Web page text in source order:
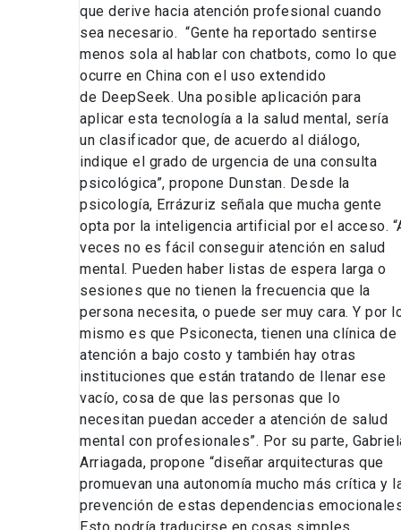
que derive hacia atención profesional cuando
sea necesario. “Gente ha reportado sentirse
menos sola al hablar con chatbots, como lo que
ocurre en China con el uso extendido
de DeepSeek. Una posible aplicación para
aplicar esta tecnología a la salud mental, sería
un clasificador que, de acuerdo al diálogo,
indique el grado de urgencia de una consulta
psicológica”, propone Dunstan. Desde la
psicología, Errázuriz señala que mucha gente
opta por la inteligencia artificial por el acceso.
veces no es fácil conseguir atención en salud
mental. Pueden haber listas de espera larga o
sesiones que no tienen la frecuencia que la
persona necesita, o puede ser muy cara. Y por
mismo es que Psiconecta, tienen una clínica de
atención a bajo costo y también hay otras
instituciones que están tratando de llenar ese
vacío, cosa de que las personas que lo
necesitan puedan acceder a atención de salud
mental con profesionales”. Por su parte,
Arriagada, propone “diseñar arquitecturas que
promuevan una autonomía mucho más crítica y
prevención de estas dependencias